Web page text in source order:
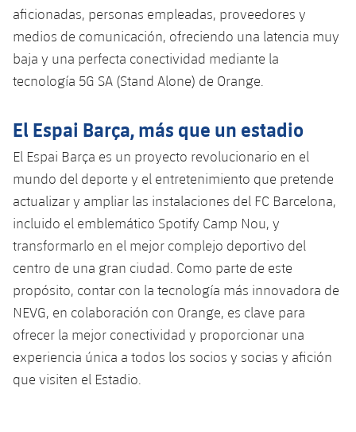
aficionadas, personas empleadas, proveedores y
medios de comunicación, ofreciendo una latencia muy
baja y una perfecta conectividad mediante la
tecnología 5G SA (Stand Alone) de Orange.
El Espai Barça, más que un estadio
El Espai Barça es un proyecto revolucionario en el
mundo del deporte y el entretenimiento que pretende
actualizar y ampliar las instalaciones del FC Barcelona, ​​
incluido el emblemático Spotify Camp Nou, y
transformarlo en el mejor complejo deportivo del
centro de una gran ciudad. Como parte de este
propósito, contar con la tecnología más innovadora de
NEVG, en colaboración con Orange, es clave para
ofrecer la mejor conectividad y proporcionar una
experiencia única a todos los socios y socias y afición
que visiten el Estadio.